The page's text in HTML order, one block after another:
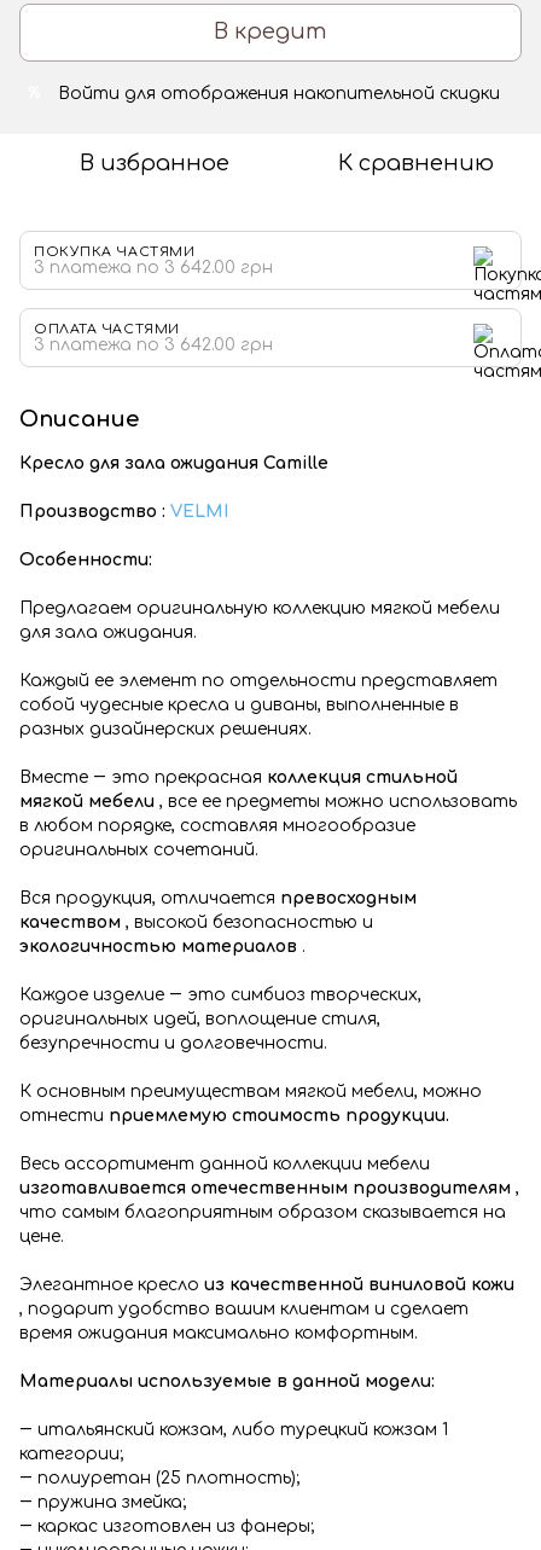
В кредит
Войти для отображения накопительной скидки
В избранное К сравнению
ПОКУПКА ЧАСТЯМИ
3 платежа по 3 642.00 грн
ОПЛАТА ЧАСТЯМИ
3 платежа по 3 642.00 грн
Описание
Кресло для зала ожидания Camille
Производство : VELMI
Особенности:
Предлагаем оригинальную коллекцию мягкой мебели
для зала ожидания.
Каждый ее элемент по отдельности представляет
собой чудесные кресла и диваны, выполненные в
разных дизайнерских решениях.
Вместе ― это прекрасная коллекция стильной
мягкой мебели , все ее предметы можно использовать
в любом порядке, составляя многообразие
оригинальных сочетаний.
Вся продукция, отличается превосходным
качеством , высокой безопасностью и
экологичностью материалов .
Каждое изделие ― это симбиоз творческих,
оригинальных идей, воплощение стиля,
безупречности и долговечности.
К основным преимуществам мягкой мебели, можно
отнести приемлемую стоимость продукции.
Весь ассортимент данной коллекции мебели
изготавливается отечественным производителям ,
что самым благоприятным образом сказывается на
цене.
Элегантное кресло из качественной виниловой кожи
, подарит удобство вашим клиентам и сделает
время ожидания максимально комфортным.
Материалы используемые в данной модели:
― итальянский кожзам, либо турецкий кожзам 1
категории;
― полиуретан (25 плотность);
― пружина змейка;
― каркас изготовлен из фанеры;